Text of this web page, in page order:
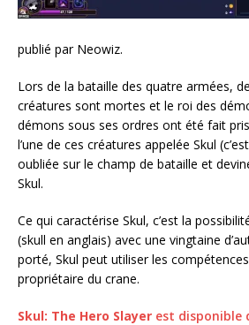
publié par Neowiz.
Lors de la bataille des quatre armées,
créatures sont mortes et le roi des
démons sous ses ordres ont été fait
l’une de ces créatures appelée Skul
oubliée sur le champ de bataille et
Skul.
Ce qui caractérise Skul, c’est la
(skull en anglais) avec une vingtaine
porté, Skul peut utiliser les
propriétaire du crane.
Skul: The Hero Slayer est disponible